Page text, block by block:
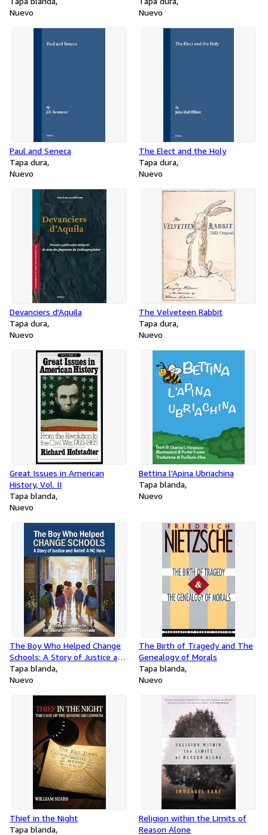
Nuevo
Nuevo
Paul and Seneca
Tapa dura
Nuevo
The Elect and the Holy
Tapa dura
Nuevo
Devanciers d'Aquila
Tapa dura
Nuevo
The Velveteen Rabbit
Tapa dura
Nuevo
Great Issues in American
History, Vol. II
Tapa blanda
Nuevo
Bettina l'Apina Ubriachina
Tapa blanda
Nuevo
The Boy Who Helped Change
Schools: A Story of Justice and
Belief: A NC Hero
Tapa blanda
Nuevo
The Birth of Tragedy and The
Genealogy of Morals
Tapa blanda
Nuevo
Thief in the Night
Tapa blanda
Religion within the Limits of
Reason Alone